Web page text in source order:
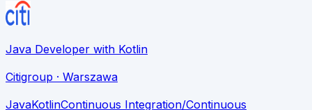
Java Developer with Kotlin
Citigroup · Warszawa
JavaKotlinContinuous Integration/Continuous